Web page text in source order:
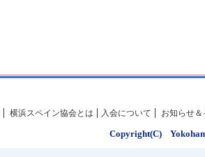
横浜スペイン協会とは 入会について お知らせ
Copyright(C)